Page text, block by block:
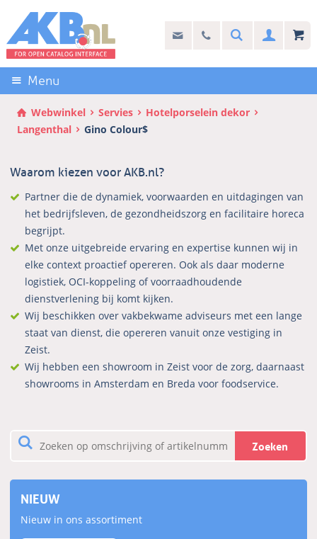
links
over
Direct
naar
de
inhoud
Direct
hoofdmenu
info@akb.nl
Stel uw vraag
030 69 50 814Search
Menu
Webwinkel Servies
Hotelporselein dekor
Langenthal
Gino Colour$
Waarom kiezen voor AKB.nl?
Partner die de dynamiek, voorwaarden en uitdagingen van
het bedrijfsleven, de gezondheidszorg en facilitaire horeca
begrijpt.
Met onze uitgebreide ervaring en expertise kunnen wij in
elke context proactief opereren. Ook als daar moderne
logistiek, OCI-koppeling of voorraadhoudende
dienstverlening bij komt kijken.
Wij beschikken over vakbekwame adviseurs met een lange
staat van dienst, die opereren vanuit onze vestiging in
Zeist.
Wij hebben een showroom in Zeist voor de zorg, daarnaast
showrooms in Amsterdam en Breda voor foodservice.
Zoeken
NIEUW
Nieuw in ons assortiment